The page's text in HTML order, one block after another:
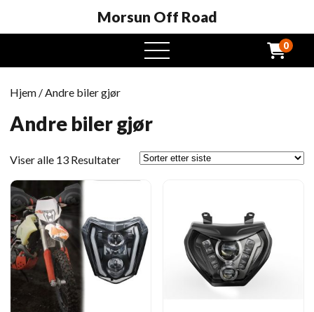
Morsun Off Road
Åpen
meny
0
Hjem / Andre biler gjør
Andre biler gjør
Viser alle 13 ResultaterSortert